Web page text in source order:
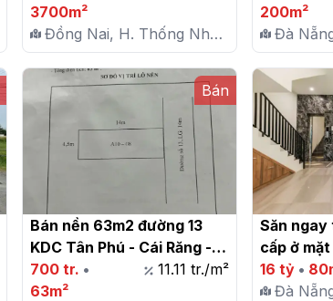
Tiềm Năng Tăng Giá Cực
Tốt
3700m²
Đồng Nai, H. Thống Nhất,
X. Hưng Lộc
Nẵng
200m²
Đà
Hòa
Bán
Bán nền 63m2 đường 13
KDC Tân Phú - Cái Răng -
Cần Thơ
700 tr. •
63m²
11.11 tr./m²
Săn ngay
cấp ở
Sơn Trà,
16 tỷ•
Đà